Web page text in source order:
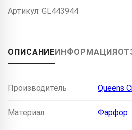
Артикул: GL443944
ОПИСАНИЕИНФОРМАЦИЯ
Производитель Queens
Материал Фарфор